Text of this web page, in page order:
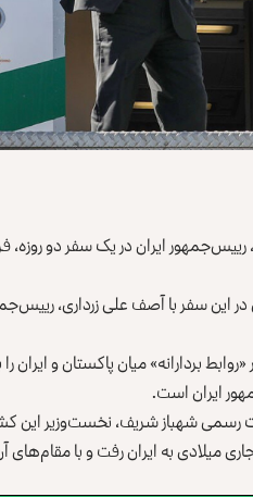
این سفر با آصف‌ علی زرداری،
بردارانه» میان پاکستان و
ایران است.
رسمی شهباز شریف، نخست‌وزیر این
میلادی به ایران رفت و با